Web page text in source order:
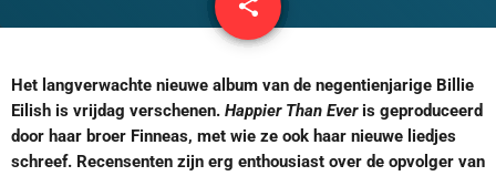
share
email
Het langverwachte nieuwe album van de negentienjarige Billie
Eilish is vrijdag verschenen. Happier Than Everis geproduceerd
door haar broer Finneas, met wie ze ook haar nieuwe liedjes
schreef. Recensenten zijn erg enthousiast over de opvolger van